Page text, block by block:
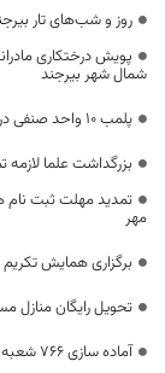
روز و شب‌های تار
پویش درختکاری
شمال شهر بیرجند
پلمب ۱۰ واحد صنفی در قاینات برای پیشگیری از کرونا
بزرگداشت علما
مهر
برگزاری همایش
تحویل رایگان منازل
آماده سازی ۷۶۶ شعبه اخذ رای در خراسان جنوبی